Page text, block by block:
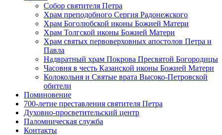
Собор святителя Петра
Храм преподобного Сергия Радонежского
Храм Боголюбской иконы Божией Матери
Храм Толгской иконы Божией Матери
Храм святых первоверховных апостолов Петра и
Павла
Надвратный храм Покрова Пресвятой Богородицы
Часовня в честь Казанской иконы Божией Матери
Колокольня и Святые врата Высоко-Петровской
обители
Поминовение
700-летие преставления святителя Петра
Духовно-просветительский центр
Паломническая служба
Контакты